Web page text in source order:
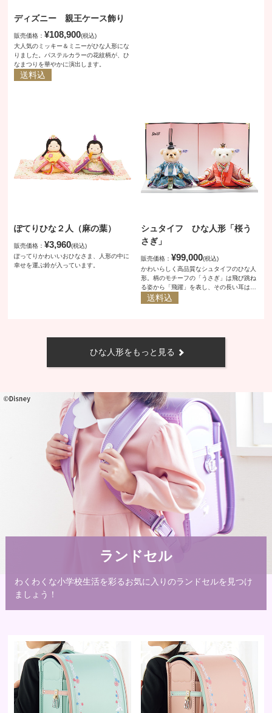
ディズニー 親王ケース飾り
販売価格：¥108,900(税込)
大人気のミッキー＆ミニーがひな人形にな
りました。パステルカラーの花紋柄が、ひ
なまつりを華やかに演出します。
送料込
ぽてりひな２人（麻の葉）
販売価格：¥3,960(税込)
ぽってりかわいいおひなさま、人形の中に
幸せを運ぶ鈴が入っています。
シュタイフ ひな人形「桜う
さぎ」
販売価格：¥99,000(税込)
かわいらしく高品質なシュタイフのひな人
形。柄のモチーフの「うさぎ」は飛び跳ね
る姿から「飛躍」を表し、その長い耳は福
を集めると言われています。柔らかい色合
いが美しく、お子さまの成長と幸せを祈り
送料込
ひな人形をもっと見る
ランドセル
わくわくな小学校生活を彩るお気に入りのランドセルを見つけ
ましょう！